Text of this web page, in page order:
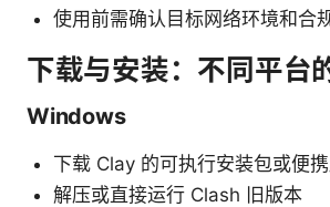
使用前需确认目标网络环境和合
下载与安装：不同平台
Windows
下载 Clay 的可执行安装包或便
解压或直接运行 Clash 旧版本